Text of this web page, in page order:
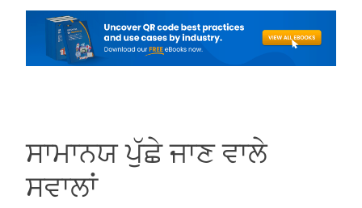
ਸਾਮਾਨਯ ਪੁੱਛੇ ਜਾਣ ਵਾਲੇ
ਸਵਾਲਾਂ